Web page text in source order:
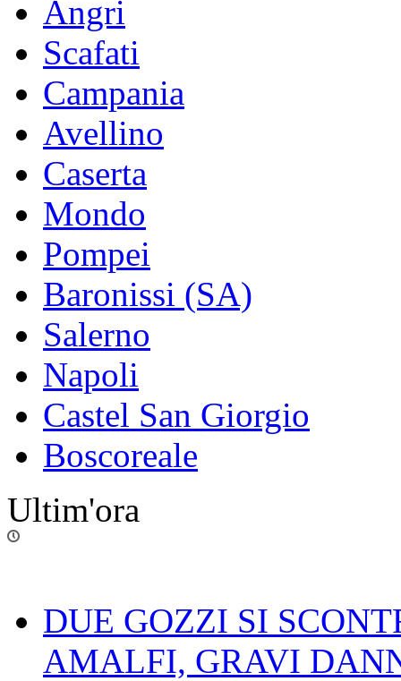
Angri
Scafati
Campania
Avellino
Caserta
Mondo
Pompei
Baronissi (SA)
Salerno
Napoli
Castel San Giorgio
Boscoreale
Ultim'ora
DUE GOZZI SI
AMALFI, GRAVI